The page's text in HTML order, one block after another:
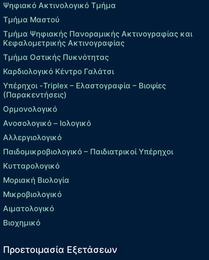
Ψηφιακό Ακτινολογικό Τμήμα
Τμήμα Μαστού
Τμήμα Ψηφιακής Πανοραμικής Ακτινογραφίας και
Κεφαλομετρικής Ακτινογραφίας
Τμήμα Οστικής Πυκνότητας
Καρδιολογικό Κέντρο Γαλάτσι
Υπέρηχοι -Triplex – Eλαστογραφία – Βιοψίες
(Παρακεντήσεις)
Ορμονολογικό
Ανοσολογικό – Ιολογικό
Αλλεργιολογικό
Παιδομικροβιολογικό – Παιδιατρικοί Υπέρηχοι
Κυτταρολογικό
Μοριακή Βιολογία
Μικροβιολογικό
Αιματολογικό
Βιοχημικό
Προετοιμασία Εξετάσεων